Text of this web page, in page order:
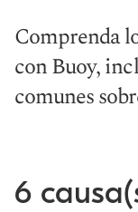
Comprenda
con Buoy,
comunes
6